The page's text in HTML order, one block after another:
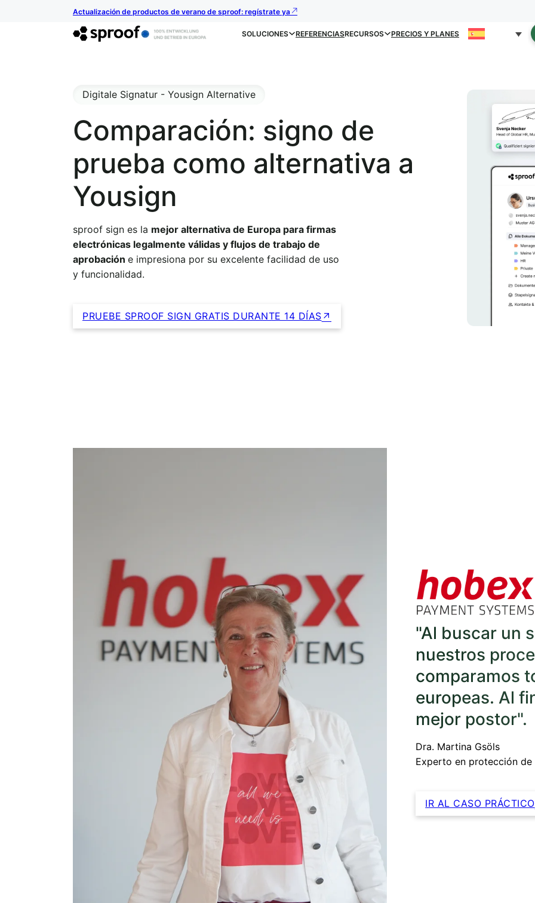
Actualización de productos de verano de sproof: regístrate ya
SOLUCIONES REFERENCIASRECURSOS PRECIOS Y PLANES
Comparación: signo de
prueba como alternativa a
Yousign
Digitale Signatur - Yousign Alternative
sproof sign es la mejor alternativa de Europa para firmas
electrónicas legalmente válidas y flujos de trabajo de
aprobación e impresiona por su excelente facilidad de uso
y funcionalidad.
PRUEBE SPROOF SIGN GRATIS DURANTE 14 DÍAS
"Al buscar un
nuestros
comparamos
europeas. Al
mejor postor".
Dra. Martina Gsöls
Experto en protección de
IR AL CASO PRÁCTICO